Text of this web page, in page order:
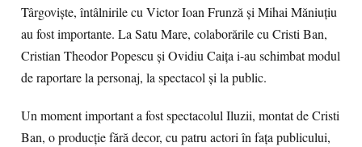
Târgoviște, întâlnirile cu Victor Ioan Frunză și Mihai Măniuțiu
au fost importante. La Satu Mare, colaborările cu Cristi Ban,
Cristian Theodor Popescu și Ovidiu Caița i-au schimbat modul
de raportare la personaj, la spectacol și la public.
Un moment important a fost spectacolul Iluzii, montat de Cristi
Ban, o producție fără decor, cu patru actori în fața publicului,